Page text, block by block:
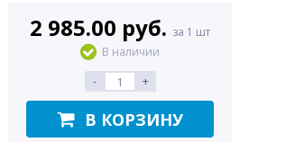
2 985.00 руб. за 1 шт
В наличии
- +
В КОРЗИНУ